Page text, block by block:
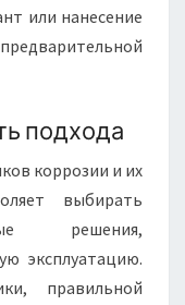
или нанесение
подхода
коррозии и их
выбирать
решения,
эксплуатацию.
правильной